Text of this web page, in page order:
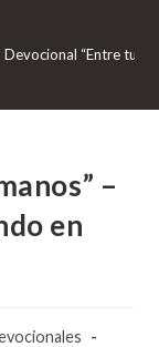
Devocional “Entre tus
–
en